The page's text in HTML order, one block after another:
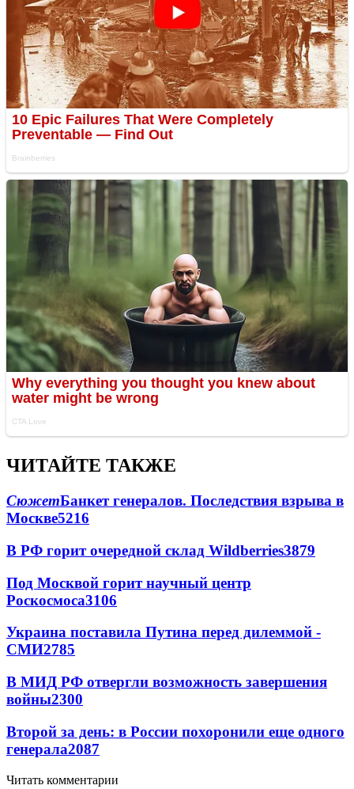
ЧИТАЙТЕ ТАКЖЕ
СюжетБанкет генералов. Последствия взрыва в
Москве5216
В РФ горит очередной склад Wildberries3879
Под Москвой горит научный центр
Роскосмоса3106
Украина поставила Путина перед дилеммой -
СМИ2785
В МИД РФ отвергли возможность завершения
войны2300
Второй за день: в России похоронили еще одного
генерала2087
Читать комментарии